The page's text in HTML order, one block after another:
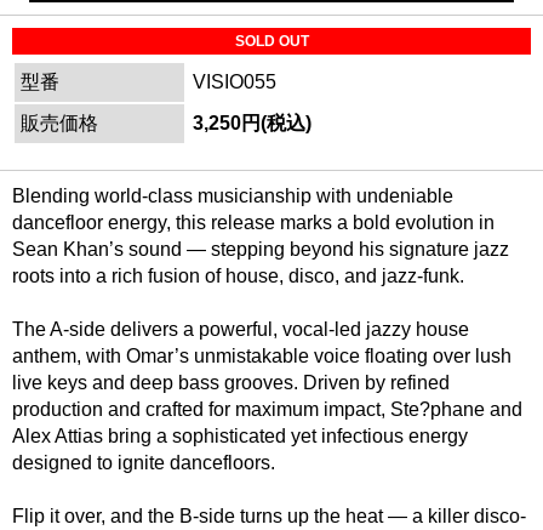
SOLD OUT
型番
VISIO055
販売価格
3,250円(税込)
Blending world-class musicianship with undeniable
dancefloor energy, this release marks a bold evolution in
Sean Khan’s sound ― stepping beyond his signature jazz
roots into a rich fusion of house, disco, and jazz-funk.
The A-side delivers a powerful, vocal-led jazzy house
anthem, with Omar’s unmistakable voice floating over lush
live keys and deep bass grooves. Driven by refined
production and crafted for maximum impact, Ste?phane and
Alex Attias bring a sophisticated yet infectious energy
designed to ignite dancefloors.
Flip it over, and the B-side turns up the heat ― a killer disco-